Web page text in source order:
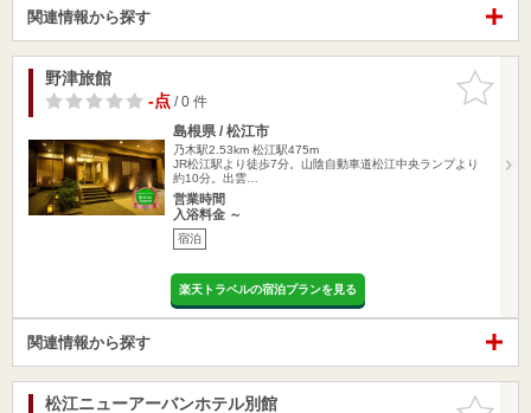
関連情報から探す
お気に入
りに追加
野津旅館
-点/ 0 件
島根県 / 松江市
乃木駅2.53km 松江駅475m
JR松江駅より徒歩7分。山陰自動車道松江中央ランプより
約10分。出雲…
営業時間
入浴料金 ～
宿泊
楽天トラベルの宿泊プランを見る
関連情報から探す
お気に入
松江ニューアーバンホテル別館